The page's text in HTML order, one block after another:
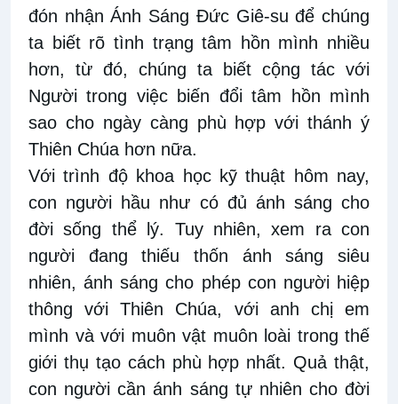
đón nhận Ánh Sáng Đức Giê-su để chúng
ta biết rõ tình trạng tâm hồn mình nhiều
hơn, từ đó, chúng ta biết cộng tác với
Người trong việc biến đổi tâm hồn mình
sao cho ngày càng phù hợp với thánh ý
Thiên Chúa hơn nữa.
Với trình độ khoa học kỹ thuật hôm nay,
con người hầu như có đủ ánh sáng cho
đời sống thể lý. Tuy nhiên, xem ra con
người đang thiếu thốn ánh sáng siêu
nhiên, ánh sáng cho phép con người hiệp
thông với Thiên Chúa, với anh chị em
mình và với muôn vật muôn loài trong thế
giới thụ tạo cách phù hợp nhất. Quả thật,
con người cần ánh sáng tự nhiên cho đời